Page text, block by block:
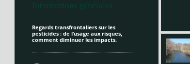
Informations générales
Regards transfrontaliers sur les
pesticides : de l’usage aux risques,
comment diminuer les impacts.